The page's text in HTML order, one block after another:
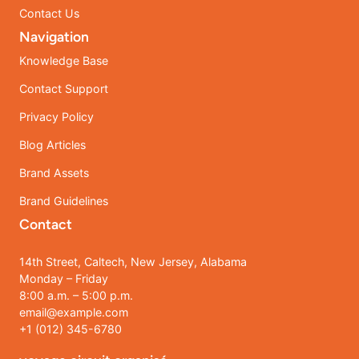
Contact Us
Navigation
Knowledge Base
Contact Support
Privacy Policy
Blog Articles
Brand Assets
Brand Guidelines
Contact
14th Street, Caltech, New Jersey, Alabama
Monday – Friday
8:00 a.m. – 5:00 p.m.
email@example.com
+1 (012) 345-6780